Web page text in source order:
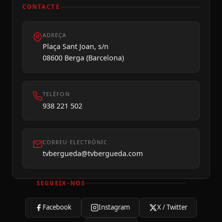
Dilluns 10
CONTACTE
ADREÇA
Plaça Sant Joan, s/n
08600 Berga (Barcelona)
TELÈFON
938 221 502
CORREU ELECTRÒNIC
tvbergueda@tvbergueda.com
SEGUEIX-NOS
Facebook Instagram X / Twitter